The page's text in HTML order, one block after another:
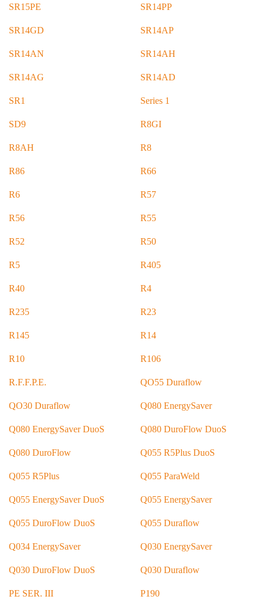
SR15PE SR14PP
SR14GD SR14AP
SR14AN SR14AH
SR14AG SR14AD
SR1 Series 1
SD9 R8GI
R8AH R8
R86 R66
R6 R57
R56 R55
R52 R50
R5 R405
R40 R4
R235 R23
R145 R14
R10 R106
R.F.F.P.E. QO55 Duraflow
QO30 Duraflow Q080 EnergySaver
Q080 EnergySaver DuoS Q080 DuroFlow DuoS
Q080 DuroFlow Q055 R5Plus DuoS
Q055 R5Plus Q055 ParaWeld
Q055 EnergySaver DuoS Q055 EnergySaver
Q055 DuroFlow DuoS Q055 Duraflow
Q034 EnergySaver Q030 EnergySaver
Q030 DuroFlow DuoS Q030 Duraflow
PE SER. III P190